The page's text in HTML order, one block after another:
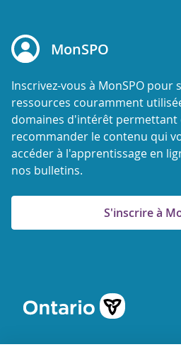
MonSPO
Inscrivez-vous à MonSPO pour
ressources couramment
domaines d'intérêt permettant
recommander le contenu qui
accéder à l'apprentissage en
nos bulletins.
S'inscrire à